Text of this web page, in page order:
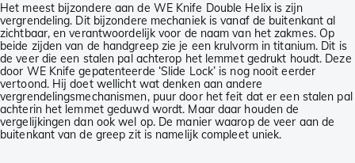
Het meest bijzondere aan de WE Knife Double Helix is zijn
vergrendeling. Dit bijzondere mechaniek is vanaf de buitenkant al
zichtbaar, en verantwoordelijk voor de naam van het zakmes. Op
beide zijden van de handgreep zie je een krulvorm in titanium. Dit is
de veer die een stalen pal achterop het lemmet gedrukt houdt. Deze
door WE Knife gepatenteerde ‘Slide Lock’ is nog nooit eerder
vertoond. Hij doet wellicht wat denken aan andere
vergrendelingsmechanismen, puur door het feit dat er een stalen pal
achterin het lemmet geduwd wordt. Maar daar houden de
vergelijkingen dan ook wel op. De manier waarop de veer aan de
buitenkant van de greep zit is namelijk compleet uniek.